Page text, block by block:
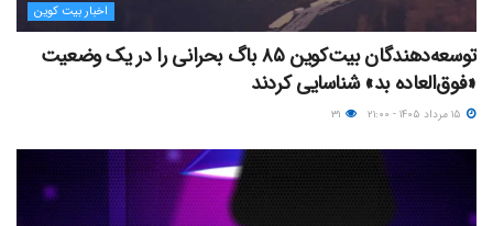
اخبار بیت کوین
توسعه‌دهندگان بیت‌کوین ۸۵ باگ بحرانی را در یک وضعیت
«فوق‌العاده بد» شناسایی کردند